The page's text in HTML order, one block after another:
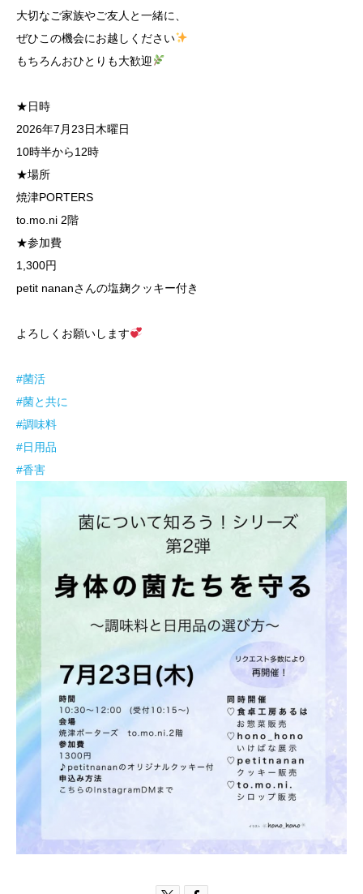
大切なご家族やご友人と一緒に、
ぜひこの機会にお越しください
もちろんおひとりも大歓迎
★日時
2026年7月23日木曜日
10時半から12時
★場所
焼津PORTERS
to.mo.ni 2階
★参加費
1,300円
petit nananさんの塩麹クッキー付き
よろしくお願いします
#菌活
#菌と共に
#調味料
#日用品
#香害